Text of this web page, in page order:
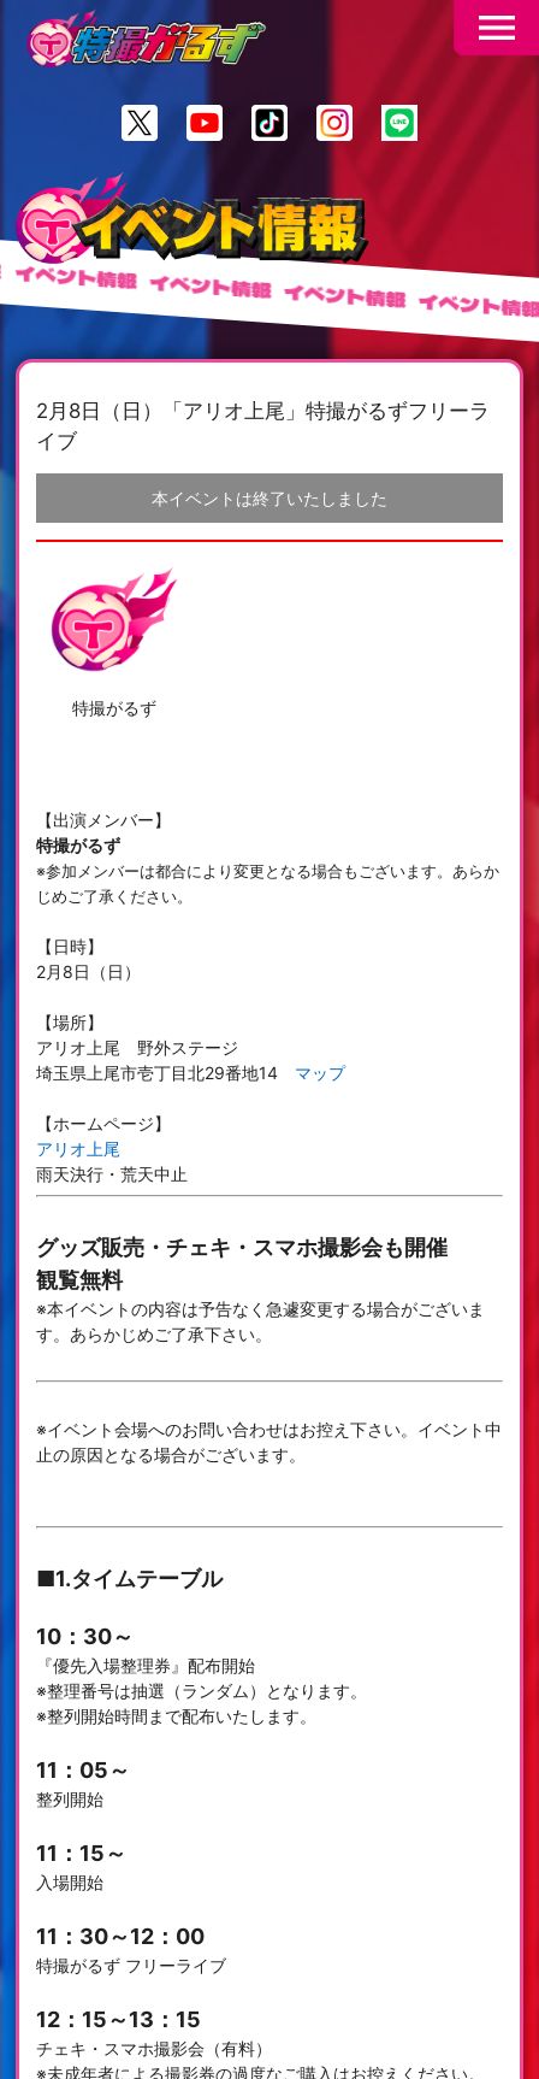
menu
ベント情報 イベント情報 イベント情報 イベント情報
2月8日（日）「アリオ上尾」特撮がるずフリーラ
イブ
本イベントは終了いたしました
特撮がるず
【出演メンバー】
特撮がるず
※参加メンバーは都合により変更となる場合もございます。あらか
じめご了承ください。
【日時】
2月8日（日）
【場所】
アリオ上尾 野外ステージ
埼玉県上尾市壱丁目北29番地14 マップ
【ホームページ】
アリオ上尾
雨天決行・荒天中止
グッズ販売・チェキ・スマホ撮影会も開催
観覧無料
※本イベントの内容は予告なく急遽変更する場合がございま
す。あらかじめご了承下さい。
※イベント会場へのお問い合わせはお控え下さい。イベント中
止の原因となる場合がございます。
■1.タイムテーブル
10：30～
『優先入場整理券』配布開始
※整理番号は抽選（ランダム）となります。
※整列開始時間まで配布いたします。
11：05～
整列開始
11：15～
入場開始
11：30～12：00
特撮がるず フリーライブ
12：15～13：15
チェキ・スマホ撮影会（有料）
※未成年者による撮影券の過度なご購入はお控えください。